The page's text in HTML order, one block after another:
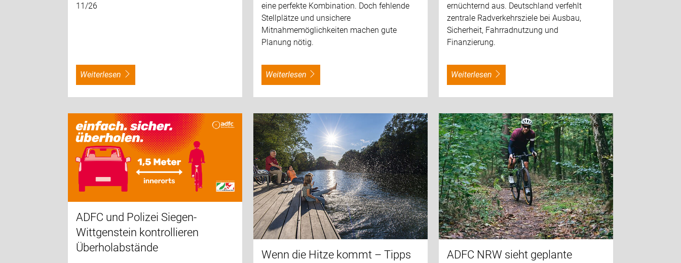
11/26
weiterlesen
eine perfekte Kombination. Doch fehlende
Stellplätze und unsichere
Mitnahmemöglichkeiten machen gute
Planung nötig.
weiterlesen
ernüchternd aus. Deutschland verfehlt
zentrale Radverkehrsziele bei Ausbau,
Sicherheit, Fahrradnutzung und
Finanzierung.
weiterlesen
ADFC und Polizei Siegen-
Wittgenstein kontrollieren
Überholabstände
Wenn die Hitze kommt – Tipps
ADFC NRW sieht geplante